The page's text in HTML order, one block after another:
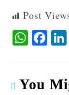
Post
W
A
F
o
You